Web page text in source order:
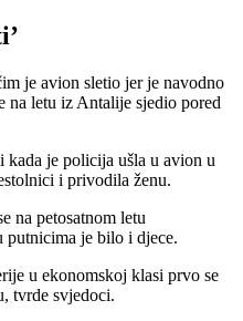
je avion sletio jer je navodno
na letu iz Antalije sjedio pored
je policija ušla u avion u
i privodila ženu.
na petosatnom letu
putnicima je bilo i djece.
u ekonomskoj klasi prvo se
tvrde svjedoci.